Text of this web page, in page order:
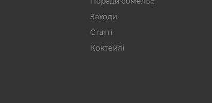
Заходи
Статті
Коктейлі